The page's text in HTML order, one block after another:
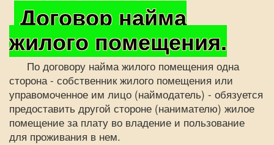
Договор найма
жилого помещения.
По договору найма жилого помещения одна
сторона - собственник жилого помещения или
управомоченное им лицо (наймодатель) - обязуется
предоставить другой стороне (нанимателю) жилое
помещение за плату во владение и пользование
для проживания в нем.